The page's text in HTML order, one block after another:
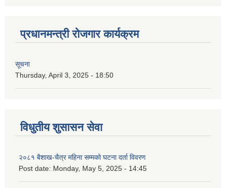
प्रधानमन्त्री रोजगार कार्यक्रम
सूचना
Thursday, April 3, 2025 - 18:50
विधुतीय शुसासन सेवा
२०८१ बैशाख-चैत्र महिना सम्मको घटना दर्ता विवरण
Post date: Monday, May 5, 2025 - 14:45